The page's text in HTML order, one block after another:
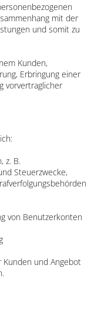
mit der
und somit zu
Kunden,
Erbringung einer
vorvertraglicher
z. B.
Steuerzwecke,
von Benutzerkonten
und Angebot